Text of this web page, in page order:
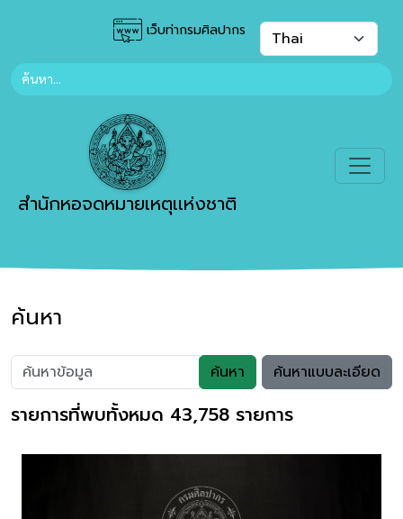
เว็บท่ากรมศิลปากร
สำนักหอจดหมายเหตุเเห่งชาติ
ค้นหา
ค้นหา ค้นหาแบบละเอียด
รายการที่พบทั้งหมด 43,758 รายการ